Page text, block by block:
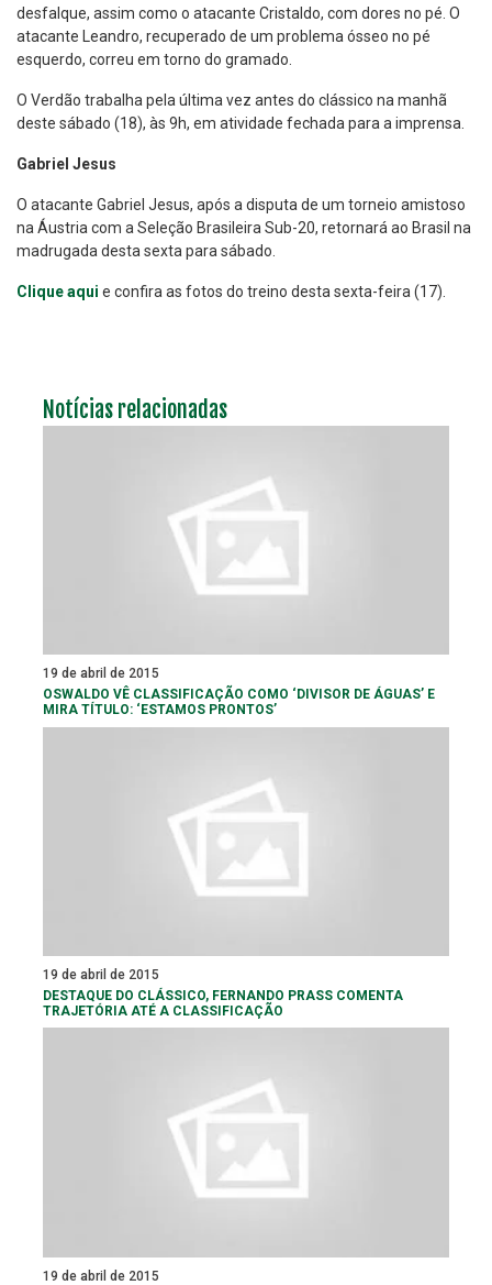
desfalque, assim como o atacante Cristaldo, com dores no pé. O
atacante Leandro, recuperado de um problema ósseo no pé
esquerdo, correu em torno do gramado.
O Verdão trabalha pela última vez antes do clássico na manhã
deste sábado (18), às 9h, em atividade fechada para a imprensa.
Gabriel Jesus
O atacante Gabriel Jesus, após a disputa de um torneio amistoso
na Áustria com a Seleção Brasileira Sub-20, retornará ao Brasil na
madrugada desta sexta para sábado.
Clique aqui e confira as fotos do treino desta sexta-feira (17).
Notícias relacionadas
19 de abril de 2015
OSWALDO VÊ CLASSIFICAÇÃO COMO ‘DIVISOR DE ÁGUAS’ E
MIRA TÍTULO: ‘ESTAMOS PRONTOS’
19 de abril de 2015
DESTAQUE DO CLÁSSICO, FERNANDO PRASS COMENTA
TRAJETÓRIA ATÉ A CLASSIFICAÇÃO
19 de abril de 2015